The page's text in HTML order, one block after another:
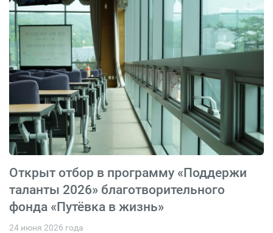
Открыт отбор в программу «Поддержи
таланты 2026» благотворительного
фонда «Путёвка в жизнь»
24 июня 2026 года